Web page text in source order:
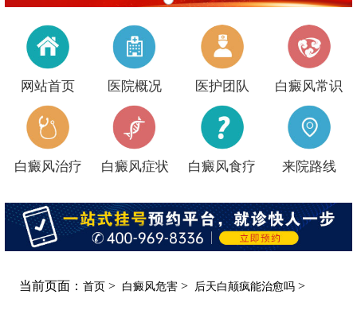
网站首页 医院概况 医护团队 白癜风常识
白癜风治疗 白癜风症状 白癜风食疗 来院路线
当前页面：首页 > 白癜风危害> 后天白颠疯能治愈吗>